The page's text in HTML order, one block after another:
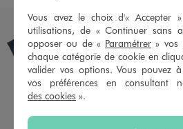
Vous avez le choix d'« Accepter
utilisations, de « Continuer sans
opposer ou de « Paramétrer » vos
chaque catégorie de cookie en
valider vos options. Vous pouvez
vos préférences en consultant
des cookies ».